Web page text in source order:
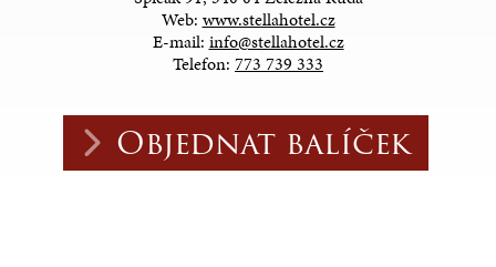
Web: www.stellahotel.cz
E-mail: info@stellahotel.cz
Telefon: 773 739 333
Objednat balíček